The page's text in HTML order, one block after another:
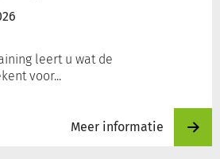
leert u wat de
voor...
Meer informatie